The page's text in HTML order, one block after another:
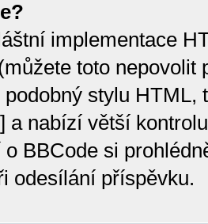
implementace
toto
stylu HTML,
a nabízí větší
BBCode si
odesílání příspěvku.